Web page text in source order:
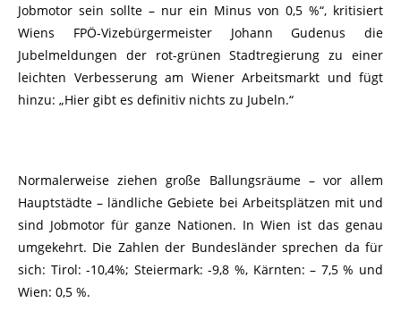
Jobmotor sein sollte – nur ein Minus von 0,5 %“, kritisiert
Wiens FPÖ-Vizebürgermeister Johann Gudenus die
Jubelmeldungen der rot-grünen Stadtregierung zu einer
leichten Verbesserung am Wiener Arbeitsmarkt und fügt
hinzu: „Hier gibt es definitiv nichts zu Jubeln.“
Normalerweise ziehen große Ballungsräume – vor allem
Hauptstädte – ländliche Gebiete bei Arbeitsplätzen mit und
sind Jobmotor für ganze Nationen. In Wien ist das genau
umgekehrt. Die Zahlen der Bundesländer sprechen da für
sich: Tirol: -10,4%; Steiermark: -9,8 %, Kärnten: – 7,5 % und
Wien: 0,5 %.